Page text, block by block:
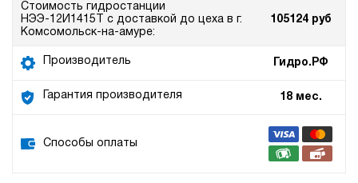
Стоимость гидростанции
НЭЭ-12И1415Т с доставкой до цеха в г.
Комсомольск-на-амуре:
105124 руб
Производитель Гидро.РФ
Гарантия производителя 18 мес.
Способы оплаты